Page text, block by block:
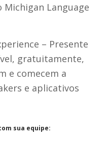
Michigan Language
– Presente
gratuitamente,
e comecem a
e aplicativos
sua equipe: